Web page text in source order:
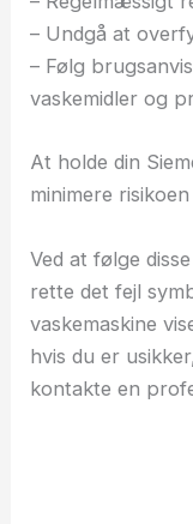
– Undgå at
– Følg
vaskemidler og
At holde din
minimere
Ved at følge
rette det fejl
vaskemaskine
hvis du er
kontakte en